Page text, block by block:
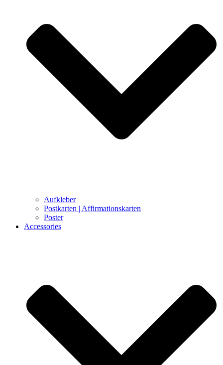
Aufkleber
Postkarten | Affirmationskarten
Poster
Accessories